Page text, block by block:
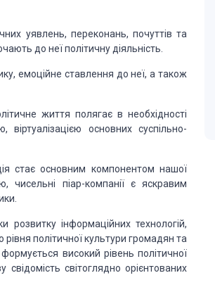
уявлень, переконань, почуттів та
до неїполітичну діяльність.
емоційне ставлення до неї, а також
життя полягає в необхідності
віртуалізацією основнихсуспільно-
стає основним компонентом нашої
чисельні піар-компаніїє яскравим
розвитку інформаційних технологій,
рівня політичної культури громадян та
високий рівень політичної
свідомість світоглядно орієнтованих